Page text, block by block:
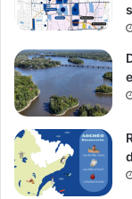
Publicité sponsorisée
De